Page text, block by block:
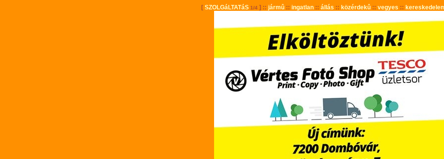
[ SZOLGáLTATáS 1/4] :: jármû:: ingatlan:: állás :: közérdekû:: vegyes ::